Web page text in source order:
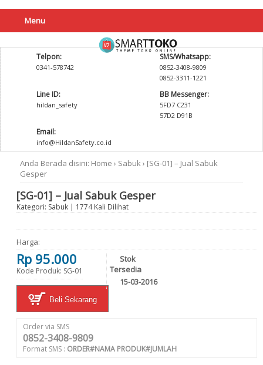
Menu
Telpon:
0341-578742
SMS/Whatsapp:
0852-3408-9809
0852-3311-1221
Line ID:
hildan_safety
BB Messenger:
5FD7 C231
57D2 D91B
Email:
info@HildanSafety.co.id
Anda Berada disini: Home › Sabuk› [SG-01] – Jual Sabuk
Gesper
[SG-01] – Jual Sabuk Gesper
Kategori: Sabuk | 1774 Kali Dilihat
Harga:
Rp 95.000
Kode Produk: SG-01
Stok
Tersedia
15-03-2016
Beli Sekarang
Order via SMS
0852-3408-9809
Format SMS : ORDER#NAMA PRODUK#JUMLAH